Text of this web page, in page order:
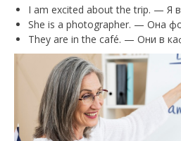
I am excited about the trip. — Я
She is a photographer. — Она
They are in the café. — Они в